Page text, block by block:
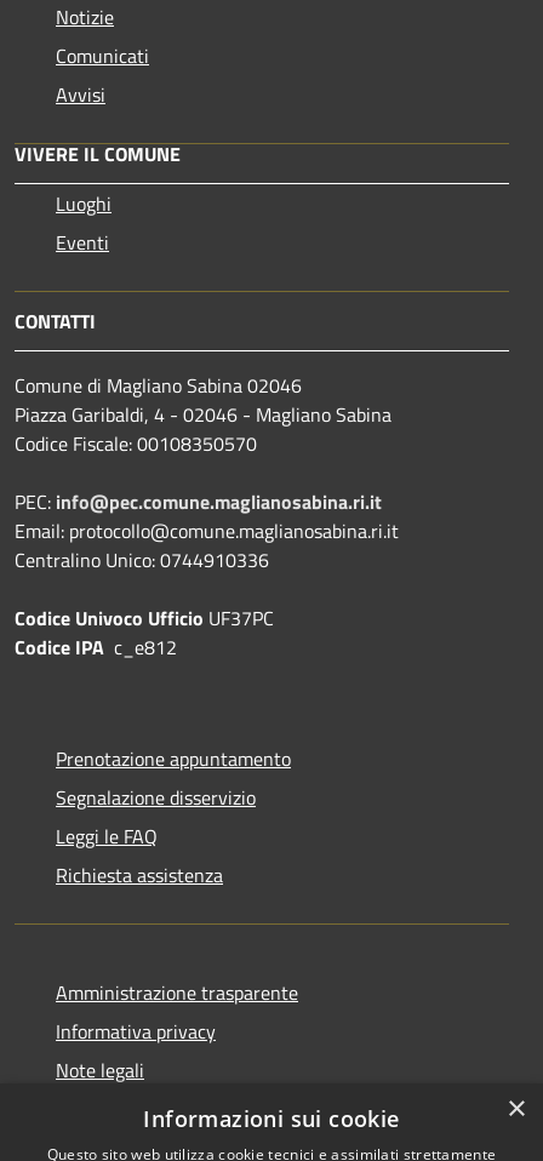
Notizie
Comunicati
Avvisi
VIVERE IL COMUNE
Luoghi
Eventi
CONTATTI
Comune di Magliano Sabina 02046
Piazza Garibaldi, 4 - 02046 - Magliano Sabina
Codice Fiscale: 00108350570
PEC: info@pec.comune.maglianosabina.ri.it
Email: protocollo@comune.maglianosabina.ri.it
Centralino Unico: 0744910336
Codice Univoco Ufficio UF37PC
Codice IPA c_e812
Prenotazione appuntamento
Segnalazione disservizio
Leggi le FAQ
Richiesta assistenza
Amministrazione trasparente
Informativa privacy
Note legali
Dichiarazione di accessibilità
×
Informazioni sui cookie
Questo sito web utilizza cookie tecnici e assimilati strettamente